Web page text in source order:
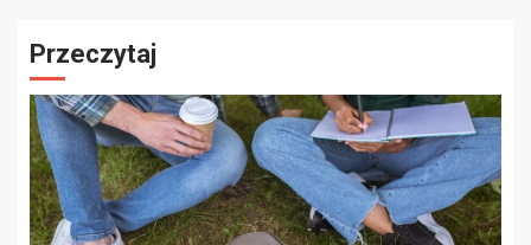
Przeczytaj